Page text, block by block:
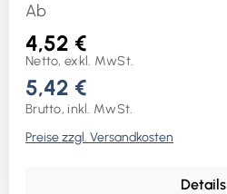
Ab
4,52 €
Netto, exkl. MwSt.
5,42 €
Brutto, inkl. MwSt.
Preise zzgl. Versandkosten
Details